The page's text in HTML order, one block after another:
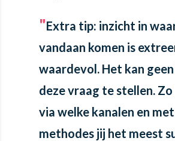
Extra tip: inzicht in
vandaan komen is
waardevol. Het kan
deze vraag te stellen. Zo
via welke kanalen en
methodes jij het meest